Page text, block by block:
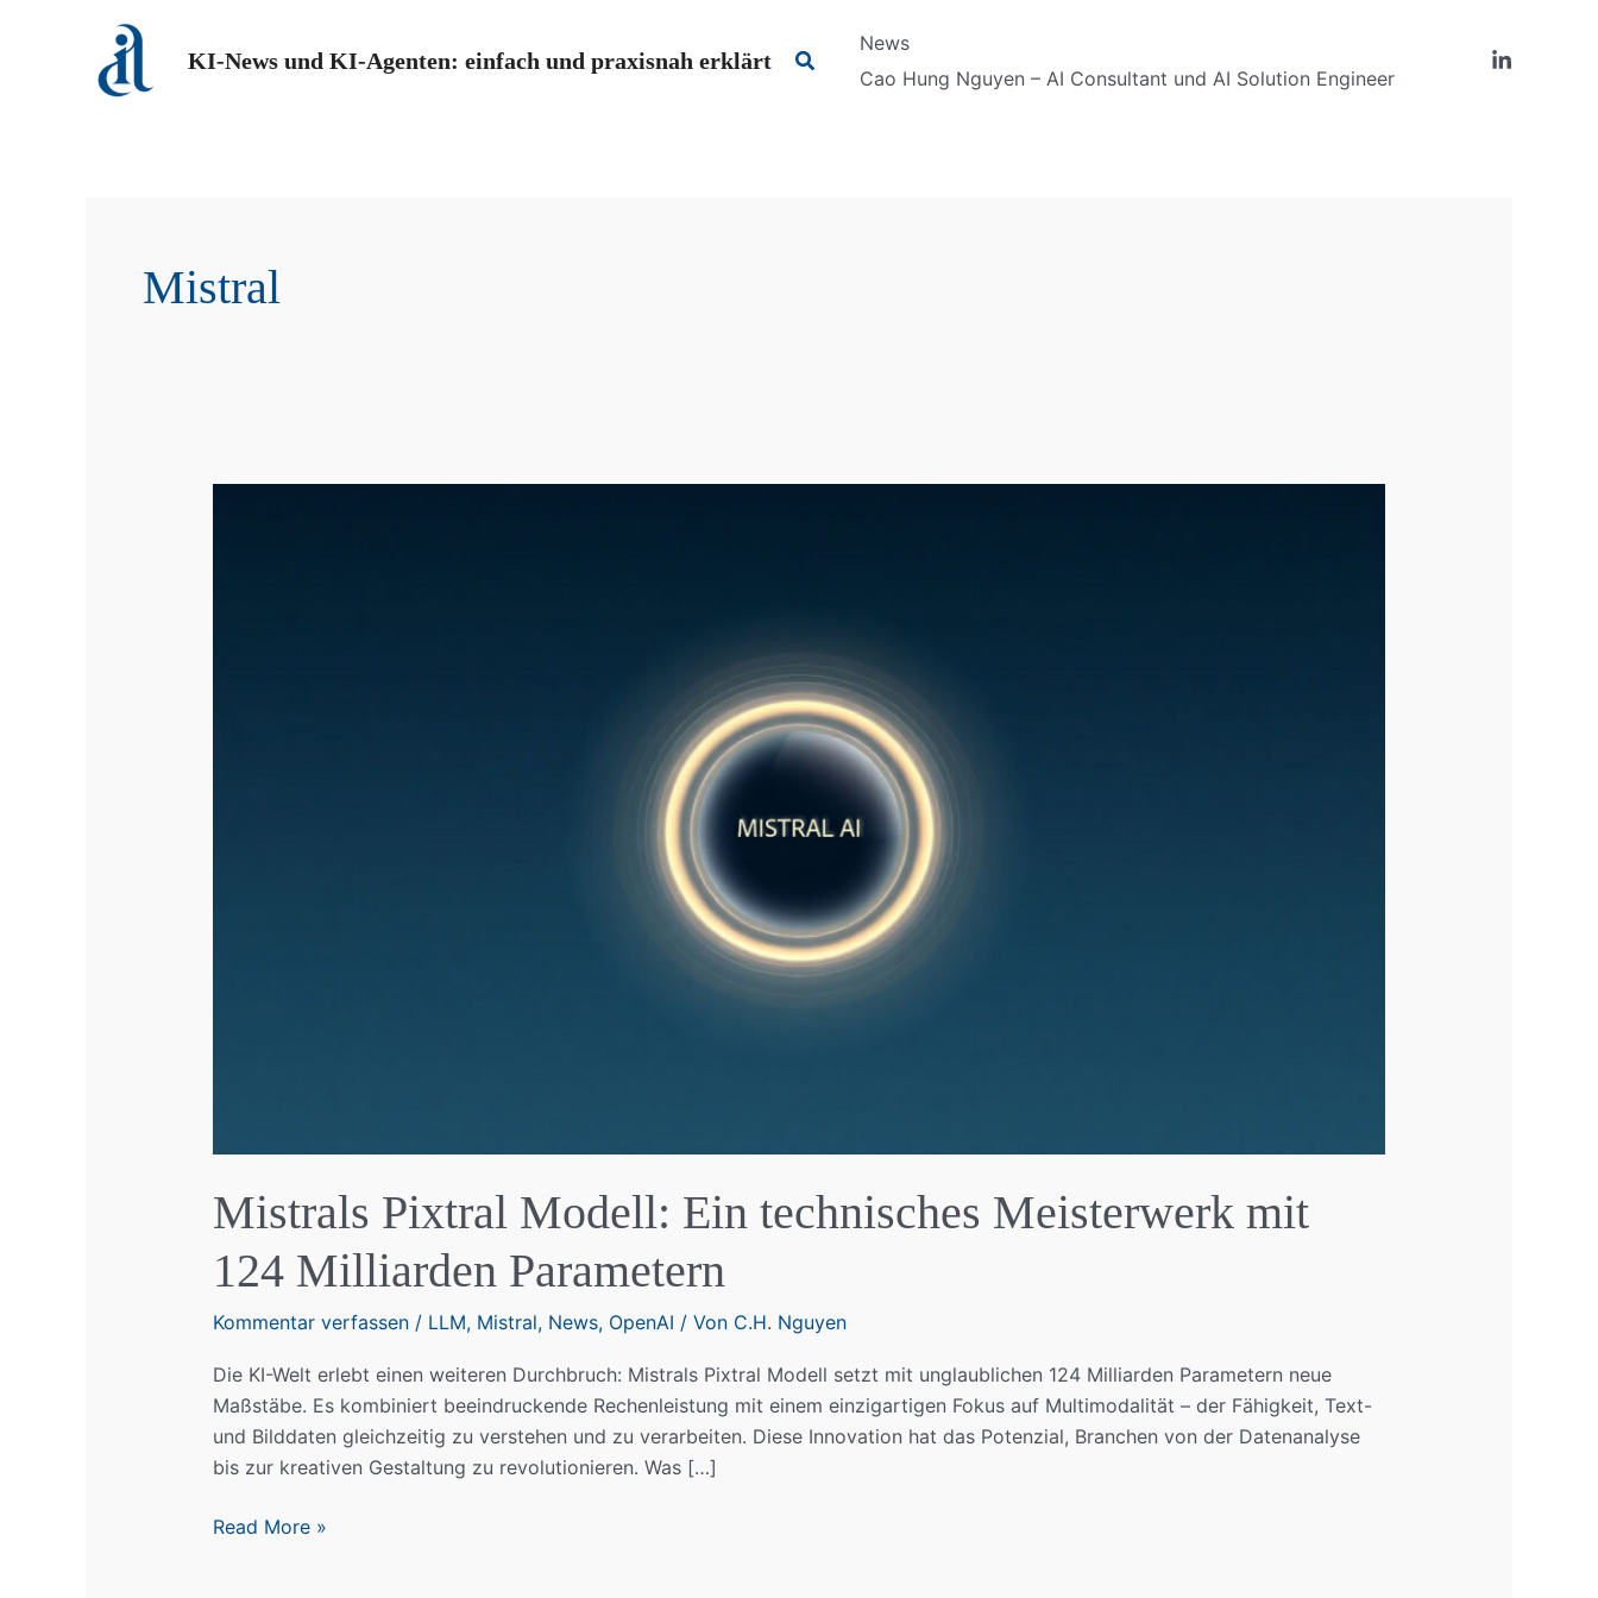
KI-News und KI-Agenten: einfach und praxisnah erklärt Suchen
News
Cao Hung Nguyen – AI Consultant und AI Solution Engineer
Mistral
Mistrals Pixtral Modell: Ein technisches Meisterwerk mit
124 Milliarden Parametern
Kommentar verfassen / LLM, Mistral, News, OpenAI / Von C.H. Nguyen
Die KI-Welt erlebt einen weiteren Durchbruch: Mistrals Pixtral Modell setzt mit unglaublichen 124 Milliarden Parametern neue
Maßstäbe. Es kombiniert beeindruckende Rechenleistung mit einem einzigartigen Fokus auf Multimodalität – der Fähigkeit, Text-
und Bilddaten gleichzeitig zu verstehen und zu verarbeiten. Diese Innovation hat das Potenzial, Branchen von der Datenanalyse
bis zur kreativen Gestaltung zu revolutionieren. Was […]
Mistrals
Read More »